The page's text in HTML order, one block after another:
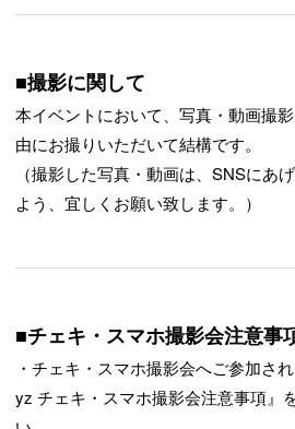
■撮影に関して
本イベントにおいて、写真・動画撮
由にお撮りいただいて結構です。
（撮影した写真・動画は、SNSにあ
よう、宜しくお願い致します。）
■チェキ・スマホ撮影会注意事
・チェキ・スマホ撮影会へご参加さ
yz チェキ・スマホ撮影会注意事項』